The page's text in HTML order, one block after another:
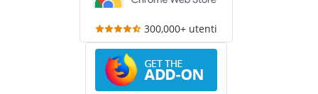
300,000+ utenti